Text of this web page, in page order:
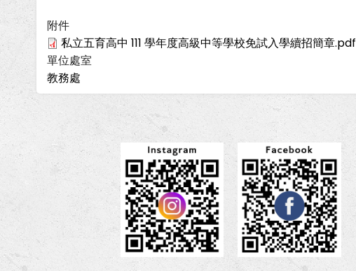
附件
私立五育高中 111 學年度高級中等學校免試入學續招簡章.pdf
單位處室
教務處